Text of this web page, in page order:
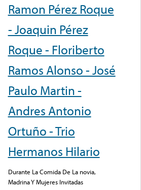
Ramon Pérez Roque
- Joaquin Pérez
Roque - Floriberto
Ramos Alonso - José
Paulo Martin -
Andres Antonio
Ortuño - Trio
Hermanos Hilario
Durante La Comida De La novia,
Madrina Y Mujeres Invitadas